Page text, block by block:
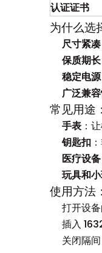
认证证书
为什么选
尺寸紧凑
保质期长
稳定电源
广泛兼
常见用途：
手表 ：
钥匙扣
医疗设备
玩具和
使用方法：
打开设备
插入
关闭隔